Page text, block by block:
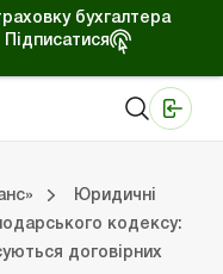
бухгалтера
Підписатися
Юридичні
кодексу:
договірних